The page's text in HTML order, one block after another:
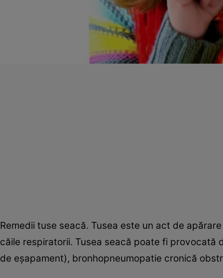
Remedii tuse seacă. Tusea este un act de
căile respiratorii. Tusea seacă poate fi
de eşapament), bronhopneumopatie cronică